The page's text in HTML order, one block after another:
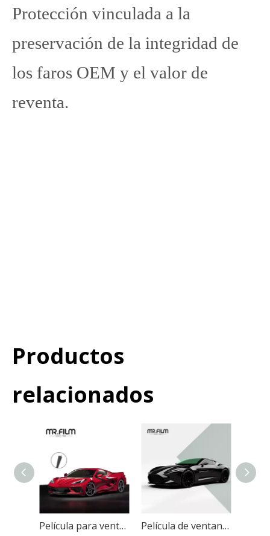
Protección vinculada a la
preservación de la integridad de
los faros OEM y el valor de
reventa.
Productos
relacionados
Película para ventana de coche PET, aislamiento térmico Anti UV IR, a prueba de explosiones para ventanas automotrices Película de ventana de automóvil PET con tecnología avanzada de control solar para un máximo aislamiento térmico